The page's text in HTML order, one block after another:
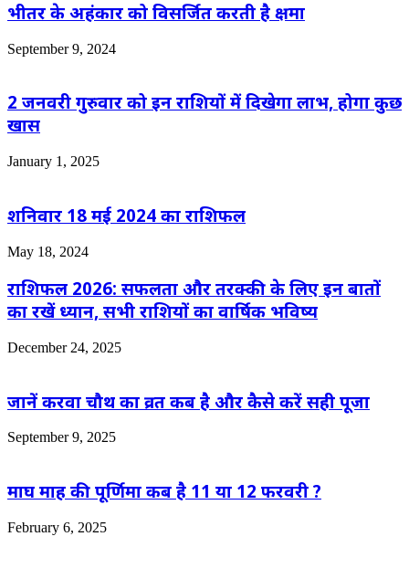
भीतर के अहंकार को विसर्जित करती है क्षमा
September 9, 2024
2 जनवरी गुरुवार को इन राशियों में दिखेगा लाभ, होगा कुछ
खास
January 1, 2025
शनिवार 18 मई 2024 का राशिफल
May 18, 2024
राशिफल 2026: सफलता और तरक्की के लिए इन बातों
का रखें ध्यान, सभी राशियों का वार्षिक भविष्य
December 24, 2025
जानें करवा चौथ का व्रत कब है और कैसे करें सही पूजा
September 9, 2025
माघ माह की पूर्णिमा कब है 11 या 12 फरवरी ?
February 6, 2025